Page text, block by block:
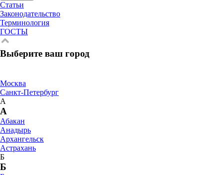
Статьи
Законодательство
Терминология
ГОСТЫ
Выберите ваш город
Москва
Санкт-Петербург
А
А
Абакан
Анадырь
Архангельск
Астрахань
Б
Б